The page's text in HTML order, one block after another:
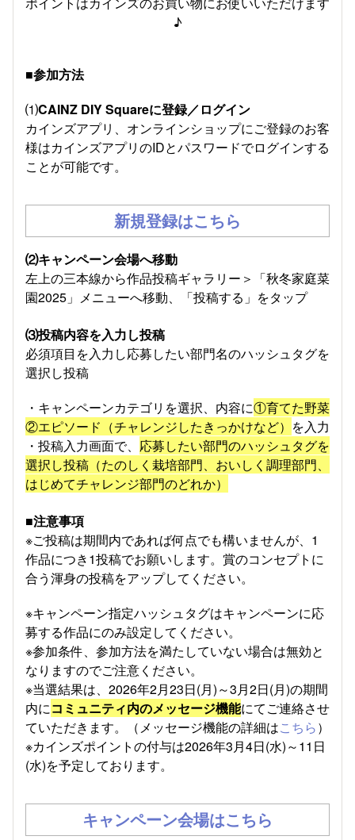
♪
■参加方法
⑴CAINZ DIY Squareに登録／ログイン
カインズアプリ、オンラインショップにご登録のお客
様はカインズアプリのIDとパスワードでログインする
ことが可能です。
新規登録はこちら
⑵キャンペーン会場へ移動
左上の三本線から作品投稿ギャラリー＞「秋冬家庭菜
園2025」メニューへ移動、「投稿する」をタップ
⑶投稿内容を入力し投稿
必須項目を入力し応募したい部門名のハッシュタグを
選択し投稿
・キャンペーンカテゴリを選択、内容に①育てた野菜
②エピソード（チャレンジしたきっかけなど） を入力
・投稿入力画面で、 応募したい部門のハッシュタグを
選択し投稿（たのしく栽培部門、おいしく調理部門、
はじめてチャレンジ部門のどれか）
■注意事項
※ご投稿は期間内であれば何点でも構いませんが、1
作品につき1投稿でお願いします。賞のコンセプトに
合う渾身の投稿をアップしてください。
※キャンペーン指定ハッシュタグはキャンペーンに応
募する作品にのみ設定してください。
※参加条件、参加方法を満たしていない場合は無効と
なりますのでご注意ください。
※当選結果は、2026年2月23日(月)～3月2日(月)の期間
内にコミュニティ内のメッセージ機能にてご連絡させ
ていただきます。（メッセージ機能の詳細はこちら）
※カインズポイントの付与は2026年3月4日(水)～11日
(水)を予定しております。
キャンペーン会場はこちら